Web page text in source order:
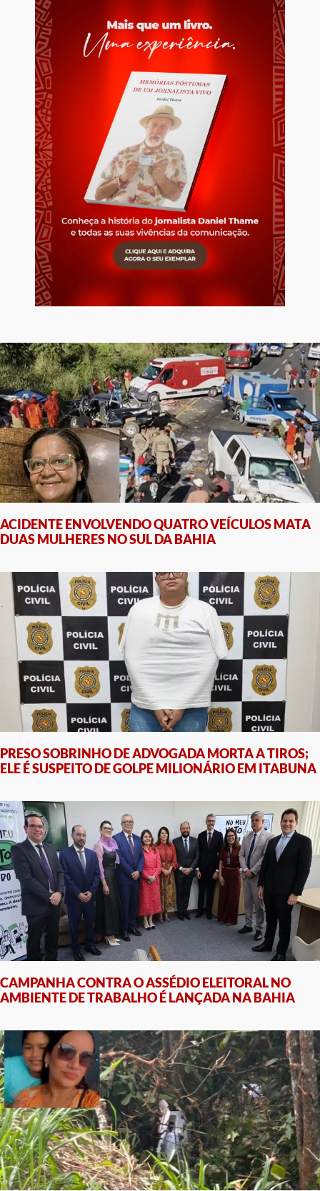
ACIDENTE ENVOLVENDO QUATRO VEÍCULOS MATA
DUAS MULHERES NO SUL DA BAHIA
PRESO SOBRINHO DE ADVOGADA MORTA A TIROS;
ELE É SUSPEITO DE GOLPE MILIONÁRIO EM ITABUNA
CAMPANHA CONTRA O ASSÉDIO ELEITORAL NO
AMBIENTE DE TRABALHO É LANÇADA NA BAHIA